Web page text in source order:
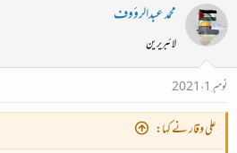
محمد عبدالرؤوف
لائبریرین
نومبر 1، 2021
علی وقار نے کہا: